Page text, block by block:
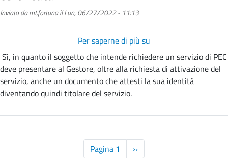
Inviato damt.fortunailLun, 06/27/2022 - 11:13
Per saperne di più su
PEC
è
in
garantire
Sì, in quanto il soggetto che intende richiedere un servizio di PEC
deve presentare al Gestore, oltre alla richiesta di attivazione del
servizio, anche un documento che attesti la sua identità
diventando quindi titolare del servizio.
Paginazione
Pagina 1
Pagina
successiva
››